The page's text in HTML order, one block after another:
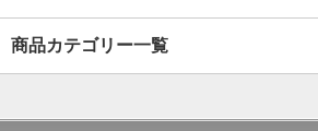
商品カテゴリー一覧